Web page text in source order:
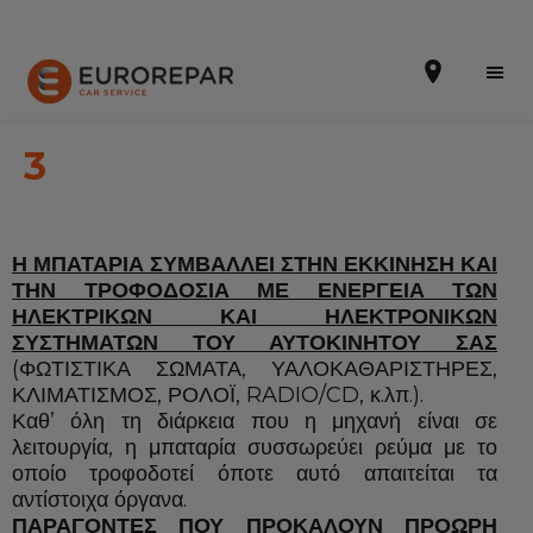
ΣΧΕΤΙΚΑ ΜΕ ΕΜΑΣ
NEA
ΥΠΗΡΕΣΙΕΣ
ΠΡΟΣΦΟΡΕΣ
ΕΞΥΠΗΡΕΤΗΣΗ ΠΕΛΑΤΩΝ
3
Η ΜΠΑΤΑΡΙΑ ΣΥΜΒΑΛΛΕΙ ΣΤΗΝ ΕΚΚΙΝΗΣΗ ΚΑΙ
ΤΗΝ ΤΡΟΦΟΔΟΣΙΑ ΜΕ ΕΝΕΡΓΕΙΑ ΤΩΝ
ΗΛΕΚΤΡΙΚΩΝ ΚΑΙ ΗΛΕΚΤΡΟΝΙΚΩΝ
ΣΥΣΤΗΜΑΤΩΝ ΤΟΥ ΑΥΤΟΚΙΝΗΤΟΥ ΣΑΣ
(ΦΩΤΙΣΤΙΚΑ ΣΩΜΑΤΑ, ΥΑΛΟΚΑΘΑΡΙΣΤΗΡΕΣ,
ΚΛΙΜΑΤΙΣΜΟΣ, ΡΟΛΟΪ, RADIO/CD, κ.λπ.).
Καθ’ όλη τη διάρκεια που η μηχανή είναι σε
λειτουργία, η μπαταρία συσσωρεύει ρεύμα με το
οποίο τροφοδοτεί όποτε αυτό απαιτείται τα
αντίστοιχα όργανα.
ΠΑΡΑΓΟΝΤΕΣ ΠΟΥ ΠΡΟΚΑΛΟΥΝ ΠΡΟΩΡΗ